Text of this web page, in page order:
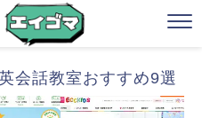
会話教室おすすめ9選